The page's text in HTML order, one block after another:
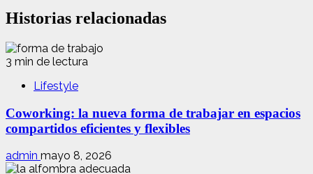
Historias relacionadas
3 min de lectura
Lifestyle
Coworking: la nueva forma de trabajar en espacios
compartidos eficientes y flexibles
admin mayo 8, 2026